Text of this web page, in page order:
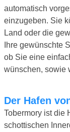
automatisch
einzugeben. Sie
Land oder die
Ihre gewünschte
ob Sie eine
wünschen, sowie
Der Hafen
Tobermory ist die
schottischen